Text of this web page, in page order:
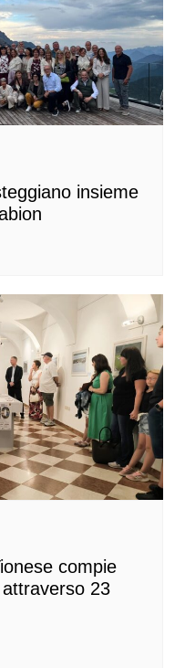
insieme
compie
23